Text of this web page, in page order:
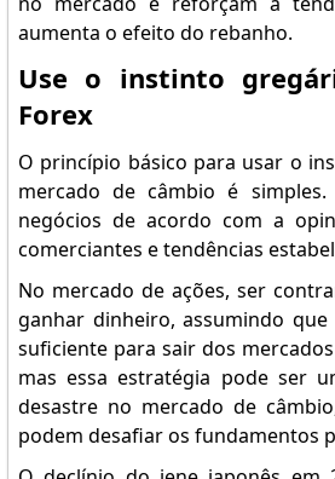
aumenta o efeito do rebanho.
Use o instinto
Forex
O princípio básico para usar o
mercado de câmbio é simples.
negócios de acordo com a
comerciantes e tendências
No mercado de ações, ser
ganhar dinheiro, assumindo
suficiente para sair dos
mas essa estratégia pode ser
desastre no mercado de
podem desafiar os fundamentos